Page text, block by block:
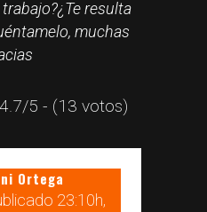
resulta
muchas
4.7/5 - (13 votos)
Ortega
23:10h,